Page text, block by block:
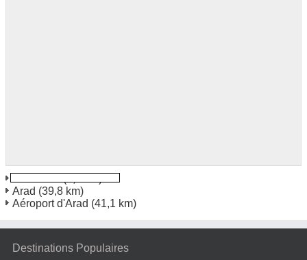
Arad (39,8 km)
Aéroport d'Arad (41,1 km)
Destinations Populaires